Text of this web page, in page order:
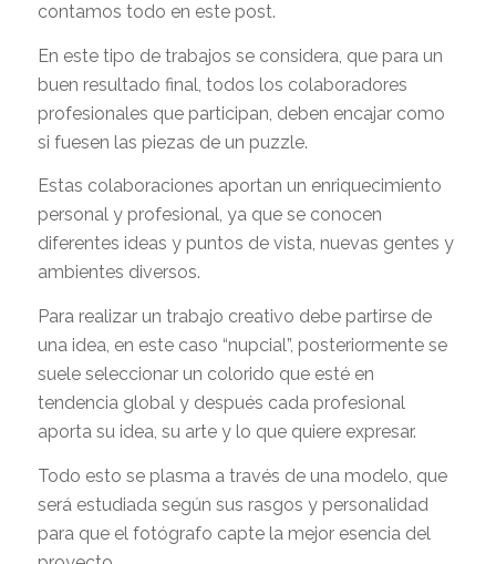
contamos todo en este post.
En este tipo de trabajos se considera, que para un
buen resultado final, todos los colaboradores
profesionales que participan, deben encajar como
si fuesen las piezas de un puzzle.
Estas colaboraciones aportan un enriquecimiento
personal y profesional, ya que se conocen
diferentes ideas y puntos de vista, nuevas gentes y
ambientes diversos.
Para realizar un trabajo creativo debe partirse de
una idea, en este caso “nupcial”, posteriormente se
suele seleccionar un colorido que esté en
tendencia global y después cada profesional
aporta su idea, su arte y lo que quiere expresar.
Todo esto se plasma a través de una modelo, que
será estudiada según sus rasgos y personalidad
para que el fotógrafo capte la mejor esencia del